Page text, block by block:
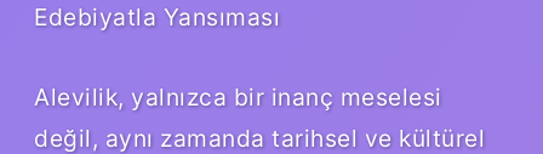
Edebiyatla Yansıması
Alevilik, yalnızca bir inanç meselesi
değil, aynı zamanda tarihsel ve kültürel